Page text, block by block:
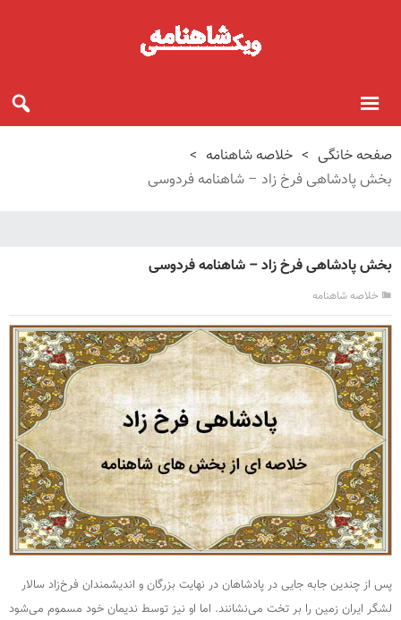
صفحه خانگی > خلاصه شاهنامه >
بخش پادشاهی فرخ زاد – شاهنامه فردوسی
بخش پادشاهی فرخ زاد – شاهنامه فردوسی
خلاصه شاهنامه
پس از چندین جابه جایی در پادشاهان در نهایت بزرگان و اندیشمندان فرخ‌زاد سالار
لشگر ایران زمین را بر تخت می‌‌نشانند. اما او نیز توسط ندیمان خود مسموم می‌‌شود